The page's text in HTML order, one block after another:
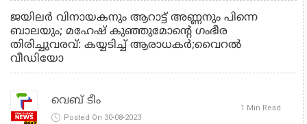
ജയിലര്‍ വിനായകനും ആറാട്ട് അണ്ണനും പിന്നെ
ബാലയും; മഹേഷ് കുഞ്ഞുമോന്‍റെ ഗംഭീര
തിരിച്ചുവരവ്: കയ്യടിച്ച് ആരാധകർ;വൈറല്‍
വീഡിയോ
വെബ് ടീം
Posted On 30-08-2023
1 Min Read